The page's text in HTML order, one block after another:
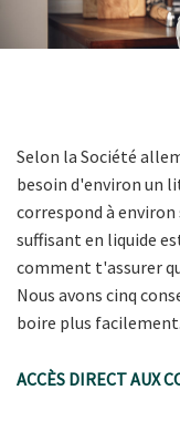
Selon la Société
besoin d'environ un
correspond à
suffisant en liquide
comment t'assurer
Nous avons cinq
boire plus facilement.
ACCÈS DIRECT AUX